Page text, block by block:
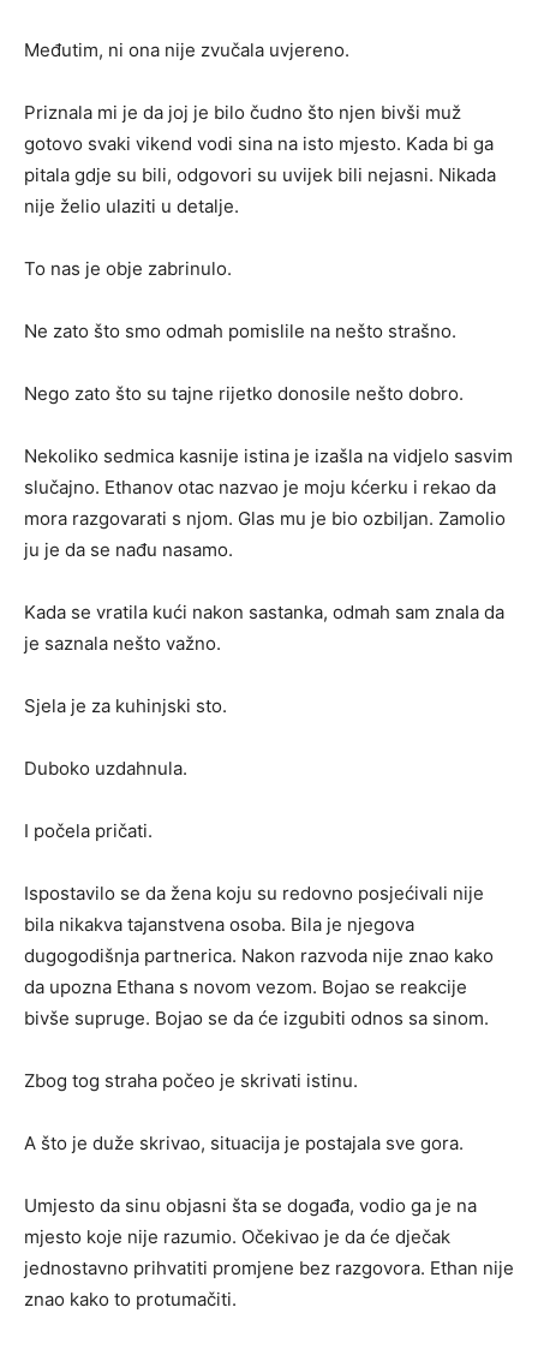
Međutim, ni ona nije zvučala uvjereno.
Priznala mi je da joj je bilo čudno što njen bivši muž
gotovo svaki vikend vodi sina na isto mjesto. Kada bi ga
pitala gdje su bili, odgovori su uvijek bili nejasni. Nikada
nije želio ulaziti u detalje.
To nas je obje zabrinulo.
Ne zato što smo odmah pomislile na nešto strašno.
Nego zato što su tajne rijetko donosile nešto dobro.
Nekoliko sedmica kasnije istina je izašla na vidjelo sasvim
slučajno. Ethanov otac nazvao je moju kćerku i rekao da
mora razgovarati s njom. Glas mu je bio ozbiljan. Zamolio
ju je da se nađu nasamo.
Kada se vratila kući nakon sastanka, odmah sam znala da
je saznala nešto važno.
Sjela je za kuhinjski sto.
Duboko uzdahnula.
I počela pričati.
Ispostavilo se da žena koju su redovno posjećivali nije
bila nikakva tajanstvena osoba. Bila je njegova
dugogodišnja partnerica. Nakon razvoda nije znao kako
da upozna Ethana s novom vezom. Bojao se reakcije
bivše supruge. Bojao se da će izgubiti odnos sa sinom.
Zbog tog straha počeo je skrivati istinu.
A što je duže skrivao, situacija je postajala sve gora.
Umjesto da sinu objasni šta se događa, vodio ga je na
mjesto koje nije razumio. Očekivao je da će dječak
jednostavno prihvatiti promjene bez razgovora. Ethan nije
znao kako to protumačiti.